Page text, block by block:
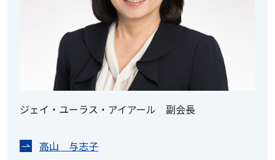
ジェイ・ユーラス・アイアール 副会長
高山 与志子